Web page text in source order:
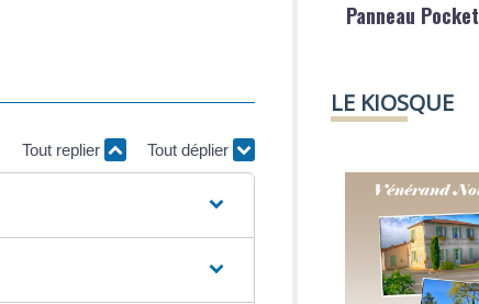
Tout replier Tout déplier
Panneau Pocket
LE KIOSQUE